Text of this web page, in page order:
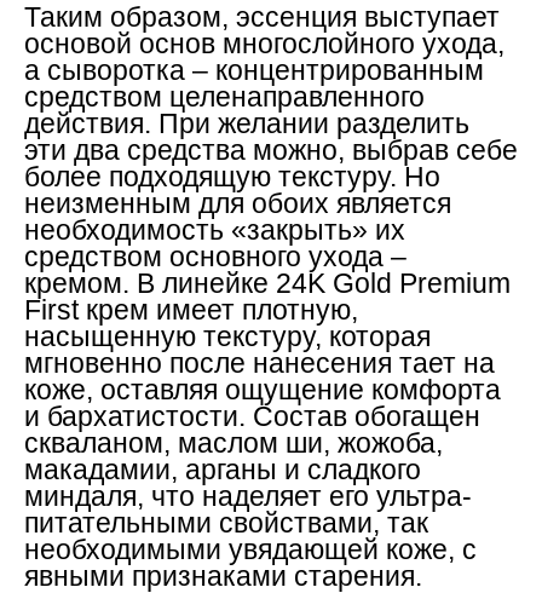
Таким образом, эссенция выступает
основой основ многослойного ухода,
а сыворотка – концентрированным
средством целенаправленного
действия. При желании разделить
эти два средства можно, выбрав себе
более подходящую текстуру. Но
неизменным для обоих является
необходимость «закрыть» их
средством основного ухода –
кремом. В линейке 24K Gold Premium
First крем имеет плотную,
насыщенную текстуру, которая
мгновенно после нанесения тает на
коже, оставляя ощущение комфорта
и бархатистости. Состав обогащен
скваланом, маслом ши, жожоба,
макадамии, арганы и сладкого
миндаля, что наделяет его ультра-
питательными свойствами, так
необходимыми увядающей коже, с
явными признаками старения.